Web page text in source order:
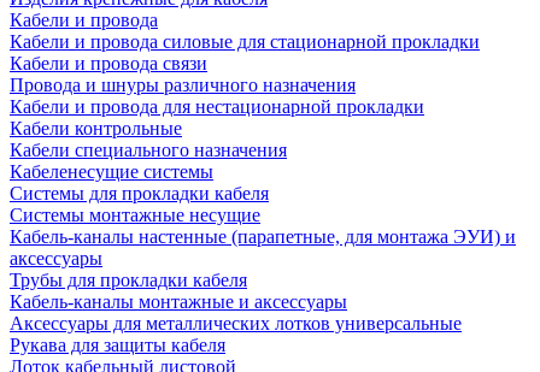
Кабели и провода
Кабели и провода силовые для стационарной прокладки
Кабели и провода связи
Провода и шнуры различного назначения
Кабели и провода для нестационарной прокладки
Кабели контрольные
Кабели специального назначения
Кабеленесущие системы
Системы для прокладки кабеля
Системы монтажные несущие
Кабель-каналы настенные (парапетные, для монтажа ЭУИ) и
аксессуары
Трубы для прокладки кабеля
Кабель-каналы монтажные и аксессуары
Аксессуары для металлических лотков универсальные
Рукава для защиты кабеля
Лоток кабельный листовой